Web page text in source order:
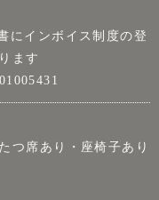
にインボイス制度の登
ます
つ席あり・座椅子あり